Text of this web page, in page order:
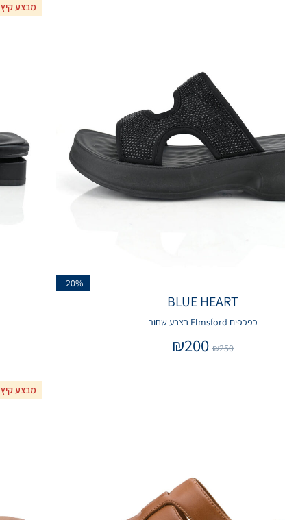
-20%
BLUE HEART
כפכפים Elmsford בצבע שחור
₪250
₪200
מבצע קיץ
מבצע קיץ